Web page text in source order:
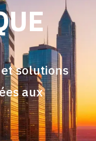
solutions
aux